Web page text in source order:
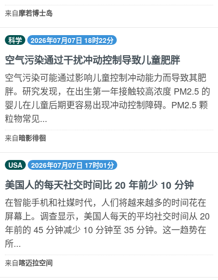
来自摩若博士岛
科学 2026年07月07日 18时22分
空气污染通过干扰冲动控制导致儿童肥胖
空气污染可能通过影响儿童控制冲动能力而导致其肥
胖。研究发现，在出生第一年接触较高浓度 PM2.5 的
婴儿在儿童后期更容易出现冲动控制障碍。PM2.5 颗
粒物常见...
来自暗影徘徊
USA 2026年07月07日 17时01分
美国人的每天社交时间比 20 年前少 10 分钟
在智能手机和社媒时代，人们将越来越多的时间花在
屏幕上。调查显示，美国人每天的平均社交时间从 20
年前的 45 分钟减少 10 分钟至 35 分钟。这一趋势在
所...
来自喀迈拉空间